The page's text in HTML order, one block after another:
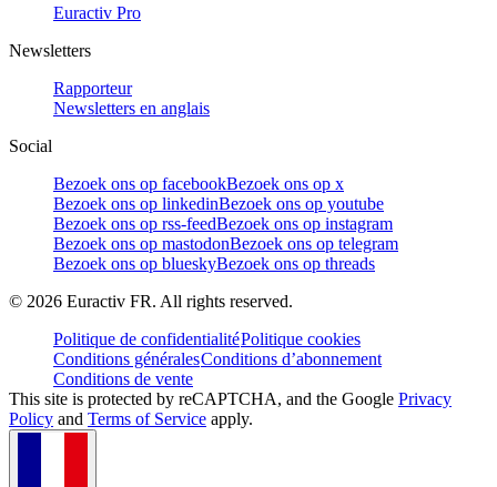
Euractiv Pro
Newsletters
Rapporteur
Newsletters en anglais
Social
Bezoek ons op facebookBezoek ons op x
Bezoek ons op linkedinBezoek ons op youtube
Bezoek ons op rss-feedBezoek ons op instagram
Bezoek ons op mastodonBezoek ons op telegram
Bezoek ons op blueskyBezoek ons op threads
© 2026 Euractiv FR. All rights reserved.
Politique de confidentialitéPolitique cookies
Conditions généralesConditions d’abonnement
Conditions de vente
This site is protected by reCAPTCHA, and the Google Privacy
Policy and Terms of Service apply.